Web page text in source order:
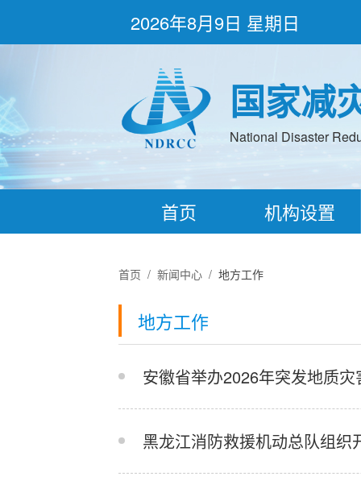
2026年8月9日 星期日
国家减
National Disaster
首页 机构设置
首页 / 新闻中心/ 地方工作
地方工作
安徽省举办2026年突发地质
黑龙江消防救援机动总队组织